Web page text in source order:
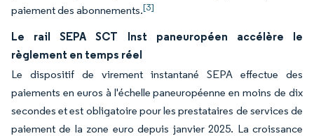
paiement des abonnements.[3]
Le rail SEPA SCT Inst paneuropéen accélère le
règlement en temps réel
Le dispositif de virement instantané SEPA effectue des
paiements en euros à l'échelle paneuropéenne en moins de dix
secondes et est obligatoire pour les prestataires de services de
paiement de la zone euro depuis janvier 2025. La croissance